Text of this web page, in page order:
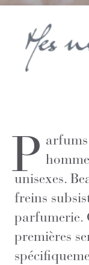
P
unisexes.
freins
parfumerie.
premières